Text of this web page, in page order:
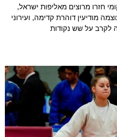
חזרו מרוצים מאליפות ישראל,
מודיעין דוהרת קדימה, ועירוני
לקרב על שש נקודות